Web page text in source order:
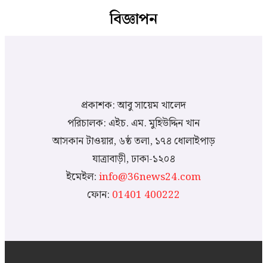
বিজ্ঞাপন
প্রকাশক: আবু সায়েম খালেদ
পরিচালক: এইচ. এম. মুহিউদ্দিন খান
আসকান টাওয়ার, ৬ষ্ঠ তলা, ১৭৪ ধোলাইপাড়
যাত্রাবাড়ী, ঢাকা-১২০৪
ইমেইল:info@36news24.com
ফোন: 01401 400222